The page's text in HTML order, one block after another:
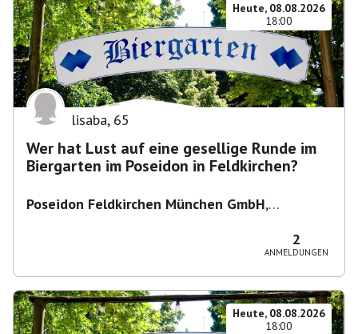
Heute, 08.08.2026
18:00
lisaba, 65
Wer hat Lust auf eine gesellige Runde im
Biergarten im Poseidon in Feldkirchen?
Poseidon Feldkirchen München GmbH,
2
ANMELDUNGEN
Heute, 08.08.2026
18:00